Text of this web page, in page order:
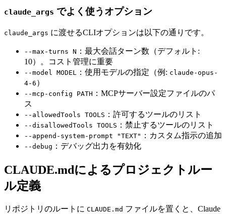
claude_args でよく使うオプション
claude_args に渡せるCLIオプションは以下の通りです。
--max-turns N ：最大会話ターン数（デフォルト:
10）。コスト管理に重要
--model MODEL ：使用モデルの指定（例: claude-opus-
4-6 ）
--mcp-config PATH ：MCPサーバー設定ファイルのパ
ス
--allowedTools TOOLS ：許可するツールのリスト
--disallowedTools TOOLS ：禁止するツールのリスト
--append-system-prompt "TEXT" ：カスタム指示の追加
--debug ：デバッグ出力を有効化
CLAUDE.mdによるプロジェクトルー
ル定義
リポジトリのルートに CLAUDE.md ファイルを置くと、Claude